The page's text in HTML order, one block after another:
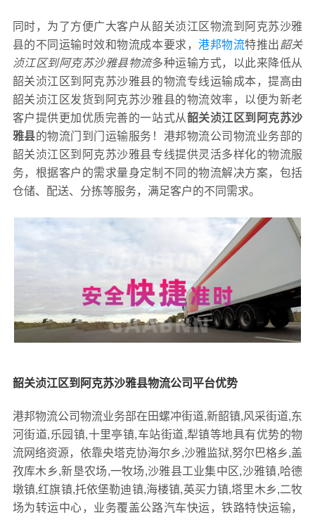
同时，为了方便广大客户从韶关浈江区物流到阿克苏沙雅
县的不同运输时效和物流成本要求，港邦物流特推出韶关
浈江区到阿克苏沙雅县物流多种运输方式，以此来降低从
韶关浈江区到阿克苏沙雅县的物流专线运输成本，提高由
韶关浈江区发货到阿克苏沙雅县的物流效率，以便为新老
客户提供更加优质完善的一站式从韶关浈江区到阿克苏沙
雅县的物流门到门运输服务！港邦物流公司物流业务部的
韶关浈江区到阿克苏沙雅县专线提供灵活多样化的物流服
务，根据客户的需求量身定制不同的物流解决方案，包括
仓储、配送、分拣等服务，满足客户的不同需求。
韶关浈江区到阿克苏沙雅县物流公司平台优势
港邦物流公司物流业务部在田螺冲街道,新韶镇,风采街道,东
河街道,乐园镇,十里亭镇,车站街道,犁镇等地具有优势的物
流网络资源，依靠央塔克协海尔乡,沙雅监狱,努尔巴格乡,盖
孜库木乡,新垦农场,一牧场,沙雅县工业集中区,沙雅镇,哈德
墩镇,红旗镇,托依堡勒迪镇,海楼镇,英买力镇,塔里木乡,二牧
场为转运中心，业务覆盖公路汽车快运，铁路特快运输，